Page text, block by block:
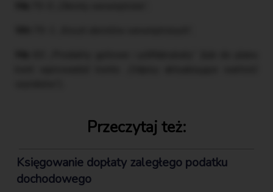
Przeczytaj też:
Księgowanie dopłaty zaległego podatku
dochodowego